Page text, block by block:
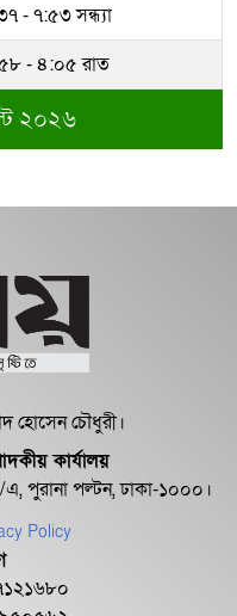
গড়েছেন নকল নবিশ
রাজউকের শফিউল্লাহ
গ্রাহকরা পাবেন
মহাবিদ্যালয়ে ‘নিয়ম
- ৭:৫৩ সন্ধ্যা
- ৪:০৫ রাত
২০২৬
হোসেন চৌধুরী।
কার্যালয়
পুরানা পল্টন, ঢাকা-১০০০।
Policy